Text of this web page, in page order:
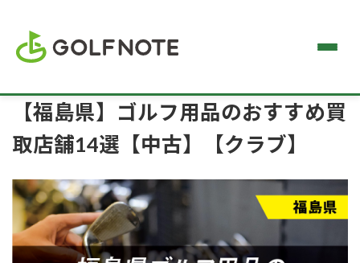
【福島県】ゴルフ用品のおすすめ買
取店舗14選【中古】【クラブ】